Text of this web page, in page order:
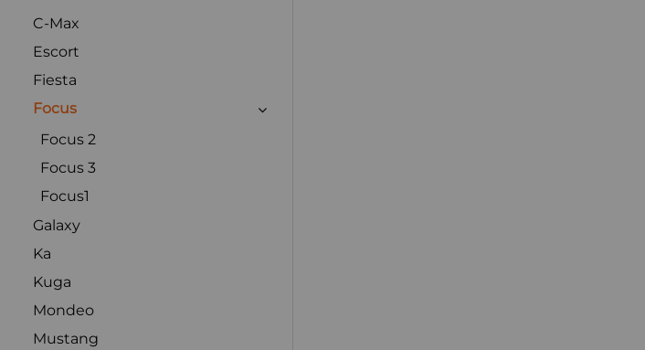
C-Max
Escort
Fiesta
Focus
Focus 2
Focus 3
Focus1
Galaxy
Ka
Kuga
Mondeo
Mustang